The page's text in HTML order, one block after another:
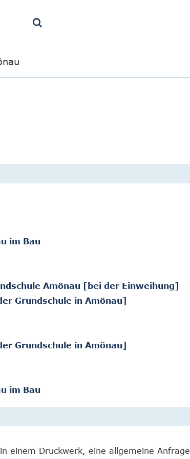
im Bau
Amönau [bei der Einweihung]
Grundschule in Amönau]
Grundschule in Amönau]
im Bau
einem Druckwerk, eine allgemeine Anfrage